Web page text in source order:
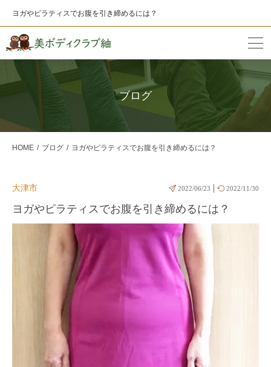
ヨガやピラティスでお腹を引き締めるには？
ブログ
HOME ブログ ヨガやピラティスでお腹を引き締めるには？
大津市 2022/06/23 | 2022/11/30
ヨガやピラティスでお腹を引き締めるには？